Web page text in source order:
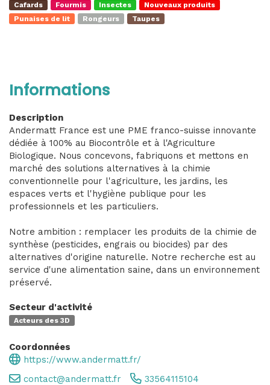
Cafards Fourmis Insectes
Nouveaux produits
Punaises de lit
Rongeurs Taupes
Informations
Description
Andermatt France est une PME franco-suisse innovante
dédiée à 100% au Biocontrôle et à l'Agriculture
Biologique. Nous concevons, fabriquons et mettons en
marché des solutions alternatives à la chimie
conventionnelle pour l'agriculture, les jardins, les
espaces verts et l'hygiène publique pour les
professionnels et les particuliers.
Notre ambition : remplacer les produits de la chimie de
synthèse (pesticides, engrais ou biocides) par des
alternatives d'origine naturelle. Notre recherche est au
service d'une alimentation saine, dans un environnement
préservé.
Secteur d'activité
Acteurs des 3D
Coordonnées
https://www.andermatt.fr/
contact@andermatt.fr
33564115104